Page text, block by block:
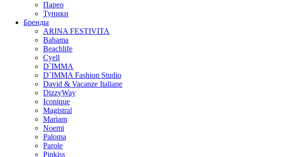
Парео
Туники
Бренды
ARINA FESTIVITA
Bahama
Beachlife
Cyell
D`IMMA
D`IMMA Fashion Studio
David & Vacanze Italiane
DizzyWay
Iconique
Magistral
Mariam
Noemi
Paloma
Parole
Pinkiss